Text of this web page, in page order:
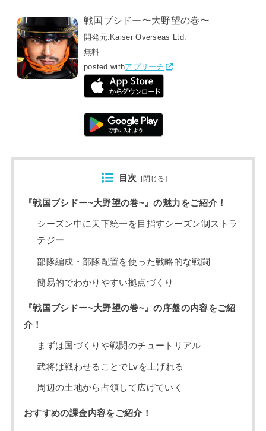
戦国ブシドー〜大野望の巻〜
開発元: Kaiser Overseas Ltd.
無料
posted withアプリーチ
目次 [閉じる]
『戦国ブシドー~大野望の巻~』の魅力をご紹介！
シーズン中に天下統一を目指すシーズン制ストラ
テジー
部隊編成・部隊配置を使った戦略的な戦闘
簡易的でわかりやすい拠点づくり
『戦国ブシドー~大野望の巻~』の序盤の内容をご紹
介！
まずは国づくりや戦闘のチュートリアル
武将は戦わせることでLvを上げれる
周辺の土地から占領して広げていく
おすすめの課金内容をご紹介！